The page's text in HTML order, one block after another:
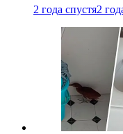
2 года спустя2